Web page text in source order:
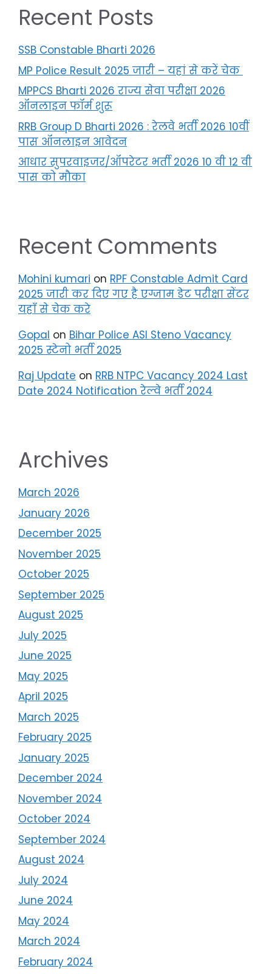
Recent Posts
SSB Constable Bharti 2026
MP Police Result 2025 जारी – यहां से करें चेक
MPPCS Bharti 2026 राज्य सेवा परीक्षा 2026
ऑनलाइन फॉर्म शुरू
RRB Group D Bharti 2026 : रेलवे भर्ती 2026 10वीं
पास ऑनलाइन आवेदन
आधार सुपरवाइजर/ऑपरेटर भर्ती 2026 10 वी 12 वी
पास को मौका
Recent Comments
Mohini kumari on RPF Constable Admit Card
2025 जारी कर दिए गए है एग्जाम डेट परीक्षा सेंटर
यहाँ से चेक करे
Gopal on Bihar Police ASI Steno Vacancy
2025 स्टेनो भर्ती 2025
Raj Update on RRB NTPC Vacancy 2024 Last
Date 2024 Notification रेल्वे भर्ती 2024
Archives
March 2026
January 2026
December 2025
November 2025
October 2025
September 2025
August 2025
July 2025
June 2025
May 2025
April 2025
March 2025
February 2025
January 2025
December 2024
November 2024
October 2024
September 2024
August 2024
July 2024
June 2024
May 2024
March 2024
February 2024